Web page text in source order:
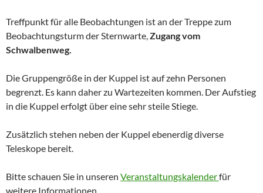
Treffpunkt für alle Beobachtungen ist an der Treppe zum
Beobachtungsturm der Sternwarte,Zugang vom
Schwalbenweg.
Die Gruppengröße in der Kuppel ist auf zehn Personen
begrenzt. Es kann daher zu Wartezeiten kommen. Der Aufstieg
in die Kuppel erfolgt über eine sehr steile Stiege.
Zusätzlich stehen neben der Kuppel ebenerdig diverse
Teleskope bereit.
Bitte schauen Sie in unseren Veranstaltungskalenderfür
weitere Informationen.